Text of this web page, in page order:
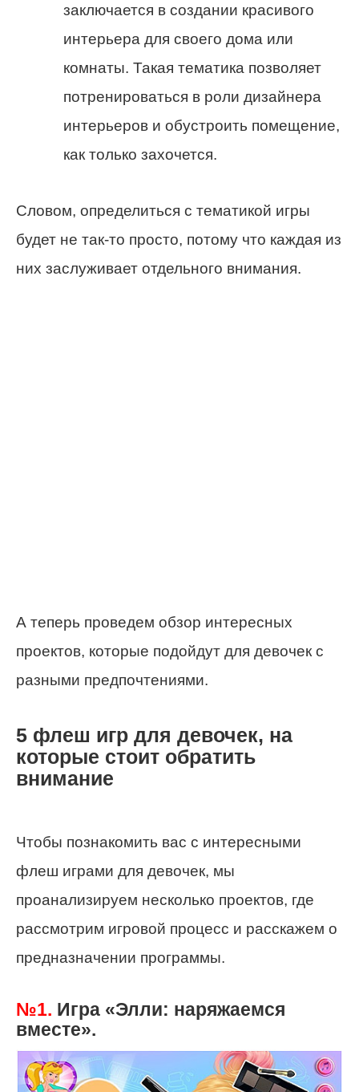
заключается в создании красивого
интерьера для своего дома или
комнаты. Такая тематика позволяет
потренироваться в роли дизайнера
интерьеров и обустроить помещение,
как только захочется.
Словом, определиться с тематикой игры
будет не так-то просто, потому что каждая из
них заслуживает отдельного внимания.
А теперь проведем обзор интересных
проектов, которые подойдут для девочек с
разными предпочтениями.
5 флеш игр для девочек, на
которые стоит обратить
внимание
Чтобы познакомить вас с интересными
флеш играми для девочек, мы
проанализируем несколько проектов, где
рассмотрим игровой процесс и расскажем о
предназначении программы.
№1. Игра «Элли: наряжаемся
вместе».